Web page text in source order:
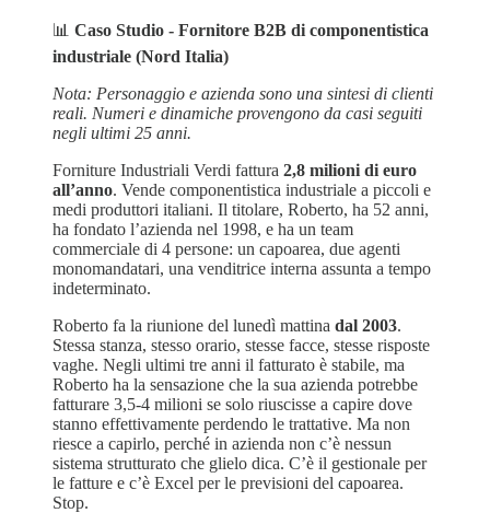
📊 Caso Studio - Fornitore B2B di componentistica
industriale (Nord Italia)
Nota: Personaggio e azienda sono una sintesi di clienti
reali. Numeri e dinamiche provengono da casi seguiti
negli ultimi 25 anni.
Forniture Industriali Verdi fattura 2,8 milioni di euro
all’anno. Vende componentistica industriale a piccoli e
medi produttori italiani. Il titolare, Roberto, ha 52 anni,
ha fondato l’azienda nel 1998, e ha un team
commerciale di 4 persone: un capoarea, due agenti
monomandatari, una venditrice interna assunta a tempo
indeterminato.
Roberto fa la riunione del lunedì mattina dal 2003.
Stessa stanza, stesso orario, stesse facce, stesse risposte
vaghe. Negli ultimi tre anni il fatturato è stabile, ma
Roberto ha la sensazione che la sua azienda potrebbe
fatturare 3,5-4 milioni se solo riuscisse a capire dove
stanno effettivamente perdendo le trattative. Ma non
riesce a capirlo, perché in azienda non c’è nessun
sistema strutturato che glielo dica. C’è il gestionale per
le fatture e c’è Excel per le previsioni del capoarea.
Stop.